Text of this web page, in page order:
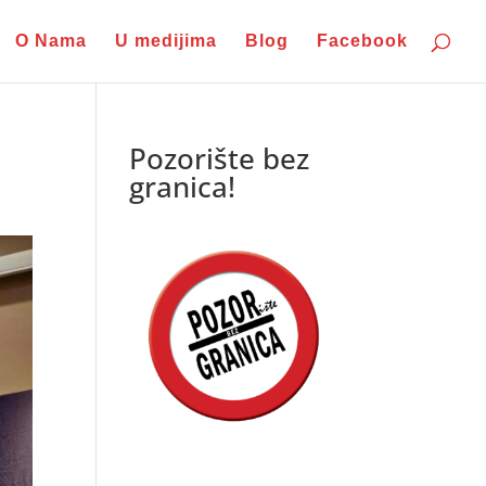
O Nama U medijima Blog Facebook
Pozorište bez
granica!